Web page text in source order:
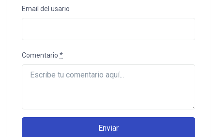
Email del usario
Comentario *
Enviar